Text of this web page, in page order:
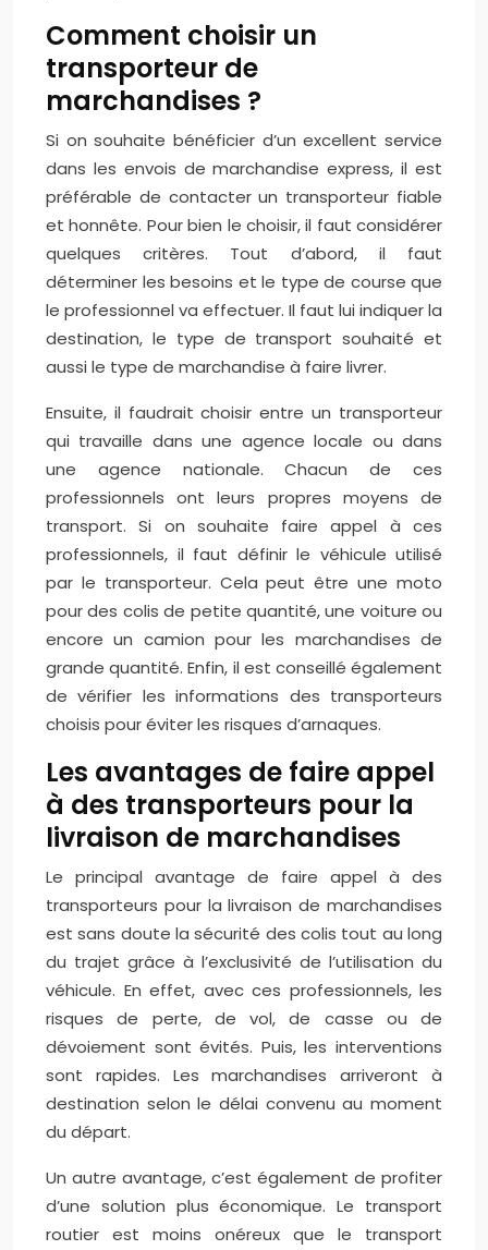
Comment choisir un
transporteur de
marchandises ?
Si on souhaite bénéficier d’un excellent service
dans les envois de marchandise express, il est
préférable de contacter un transporteur fiable
et honnête. Pour bien le choisir, il faut considérer
quelques critères. Tout d’abord, il faut
déterminer les besoins et le type de course que
le professionnel va effectuer. Il faut lui indiquer la
destination, le type de transport souhaité et
aussi le type de marchandise à faire livrer.
Ensuite, il faudrait choisir entre un transporteur
qui travaille dans une agence locale ou dans
une agence nationale. Chacun de ces
professionnels ont leurs propres moyens de
transport. Si on souhaite faire appel à ces
professionnels, il faut définir le véhicule utilisé
par le transporteur. Cela peut être une moto
pour des colis de petite quantité, une voiture ou
encore un camion pour les marchandises de
grande quantité. Enfin, il est conseillé également
de vérifier les informations des transporteurs
choisis pour éviter les risques d’arnaques.
Les avantages de faire appel
à des transporteurs pour la
livraison de marchandises
Le principal avantage de faire appel à des
transporteurs pour la livraison de marchandises
est sans doute la sécurité des colis tout au long
du trajet grâce à l’exclusivité de l’utilisation du
véhicule. En effet, avec ces professionnels, les
risques de perte, de vol, de casse ou de
dévoiement sont évités. Puis, les interventions
sont rapides. Les marchandises arriveront à
destination selon le délai convenu au moment
du départ.
Un autre avantage, c’est également de profiter
d’une solution plus économique. Le transport
routier est moins onéreux que le transport